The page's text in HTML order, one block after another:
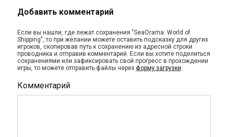
Добавить комментарий
Если вы нашли, где лежат сохранения "SeaOrama: World of
Shipping", то при желании можете оставить подсказку для других
игроков, скопировав путь к сохранению из адресной строки
проводника и отправив комментарий. Если вы хотите поделиться
сохранениями или зафиксировать свой прогресс в прохождении
игры, то можете отправить файлы через форму загрузки.
Комментарий